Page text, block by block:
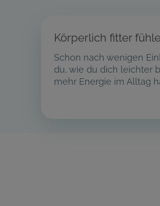
Körperlich fitter
Schon nach wenigen
du, wie du dich leichter
mehr Energie im Alltag